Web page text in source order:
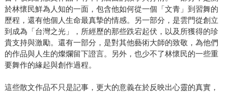
於林懷民鮮為人知的一面，包含他如何從一個「文青」到習舞的
歷程，還有他個人生命最真摯的情感。另一部分，是雲門從創立
到成為「台灣之光」，所經歷的那些跌宕起伏，以及所獲得的珍
貴支持與激勵。還有一部分，是對其他藝術大師的致敬，為他們
的作品與人生的燦爛留下證言。另外，也少不了林懷民的一些重
要舞作的緣起與創作過程。
這些散文作品不只是記事，更大的意義在於反映出心靈的真實，